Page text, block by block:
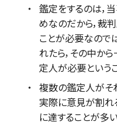
鑑定をするのは，
めなのだから，裁
ことが必要なので
れたら，その中か
定人が必要という
複数の鑑定人がそ
実際に意見が割れ
に達することが多い